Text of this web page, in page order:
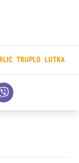
TRUPLO LUTKA